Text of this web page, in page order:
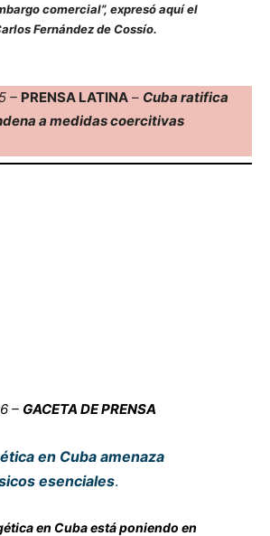
comercial”, expresó aquí el
Fernández de Cossío.
– PRENSA LATINA– Cuba ratifica
a medidas coercitivas
– GACETA DE PRENSA
en Cuba amenaza
esenciales.
en Cuba está poniendo en